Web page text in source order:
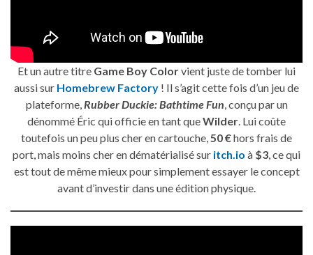
Et un autre titre Game Boy Colorvient juste de tomber lui
aussi sur Homebrew Factory ! Il s’agit cette fois d’un jeu de
plateforme,Rubber Duckie: Bathtime Fun, conçu par un
dénommé Éric qui officie en tant queWilder. Lui coûte
toutefois un peu plus cher en cartouche,50 €hors frais de
port, mais moins cher en dématérialisé sur itch.io à $3, ce qui
est tout de même mieux pour simplement essayer le concept
avant d’investir dans une édition physique.